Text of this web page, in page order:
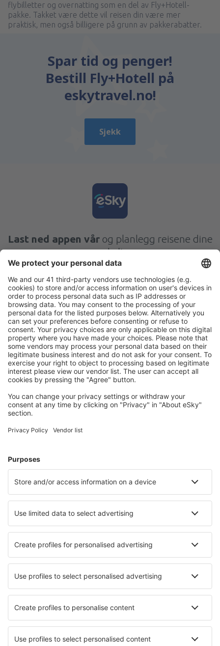
flybilletter og overnatting som en del av Fly+Hotell-
pakke. Takket være dette vil reisen din være mer
praktisk, men også billigere på grunn av pakkerabatter.
Spar tid og penger!
Bestill Fly+Hotell på
eskytravel.no!
Sjekk
Last ned appen vår og planlegg reisene dine
enkelt
Planlegg reisen din
Flybilletter
Storbyferie
Sommerferie
Overnatting
Fly+Hotell
Hoteller
Transferer
Lær mer
Flyselskaper
KLM
Lufthansa
Ryanair
Wideroe
Danish Air
Turkish Airlines